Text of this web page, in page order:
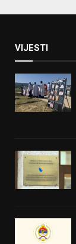
VIJESTI